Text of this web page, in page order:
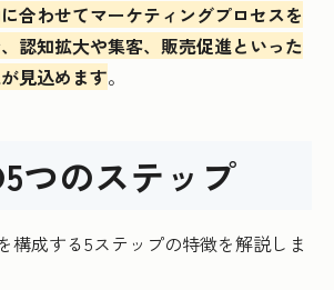
合わせてマーケティングプロセスを
認知拡大や集客、販売促進といった
見込めます。
つのステップ
構成する5ステップの特徴を解説しま